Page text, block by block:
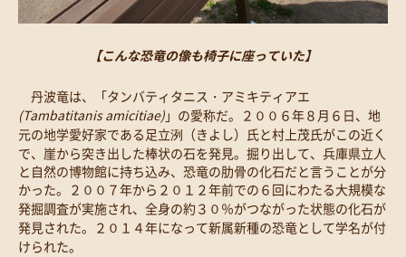
【こんな恐竜の像も椅子に座っていた】
丹波竜は、「タンバティタニス・アミキティアエ
(Tambatitanis amicitiae)」の愛称だ。２００６年８月６日、地
元の地学愛好家である足立洌（きよし）氏と村上茂氏がこの近く
で、崖から突き出した棒状の石を発見。掘り出して、兵庫県立人
と自然の博物館に持ち込み、恐竜の肋骨の化石だと言うことが分
かった。２００７年から２０１２年前での６回にわたる大規模な
発掘調査が実施され、全身の約３０％がつながった状態の化石が
発見された。２０１４年になって新属新種の恐竜として学名が付
けられた。